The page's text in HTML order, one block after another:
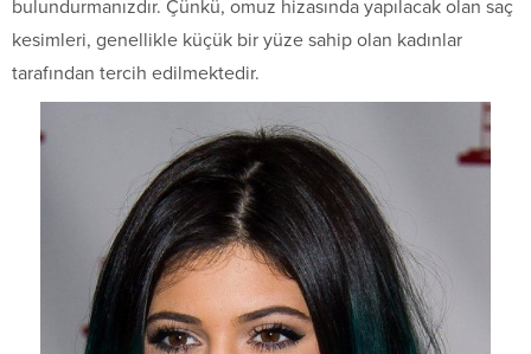
bulundurmanızdır. Çünkü, omuz hizasında yapılacak olan saç
kesimleri, genellikle küçük bir yüze sahip olan kadınlar
tarafından tercih edilmektedir.